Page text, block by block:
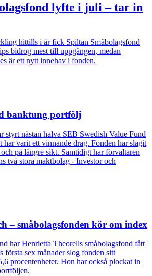
lyfte i juli – tar in
hittills i år fick Spiltan Småbolagsfond
bidrog mest till uppgången, medan
är ett nytt innehav i fonden.
banktung portfölj
styrt nästan halva SEB Swedish Value Fund
har varit ett vinnande drag. Fonden har slagit
på längre sikt. Samtidigt har förvaltaren
två stora maktbolag - Investor och
– småbolagsfonden kör om index
har Henrietta Theorells småbolagsfond fått
första sex månader slog fonden sitt
procentenheter. Hon har också plockat in